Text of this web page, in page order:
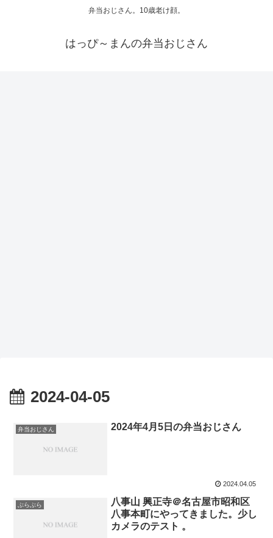
弁当おじさん。10歳老け顔。
はっぴ～まんの弁当おじさん
2024-04-05
弁当おじさん 2024年4月5日の弁当おじさん
2024.04.05
ぶらぶら
八事山 興正寺＠名古屋市昭和区
八事本町にやってきました。少し
カメラのテスト 。